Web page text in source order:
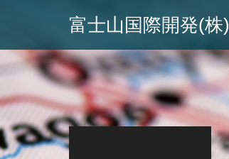
富士山国際開発(株)